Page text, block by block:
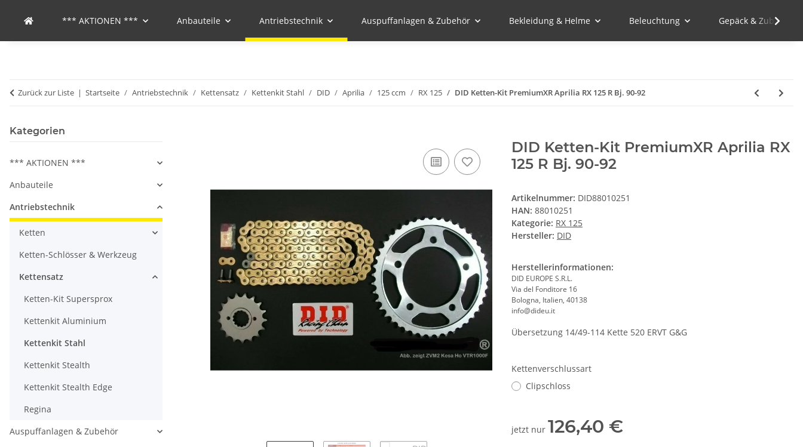
*** AKTIONEN *** Anbauteile Antriebstechnik Auspuffanlagen & Zubehör Bekleidung & Helme Beleuchtung Gepäck & Zubehör
Zurück zur Liste Startseite Antriebstechnik Kettensatz Kettenkit Stahl DID Aprilia 125 ccm RX 125 DID Ketten-Kit PremiumXR Aprilia RX 125 R Bj. 90-92
DID Ketten-Kit PremiumXR Aprilia RX
125 R Bj. 90-92
Artikelnummer: DID88010251
HAN: 88010251
Kategorie: RX 125
Hersteller: DID
Herstellerinformationen:
DID EUROPE S.R.L.
Via del Fonditore 16
Bologna, Italien, 40138
info@dideu.it
Übersetzung 14/49-114 Kette 520 ERVT G&G
Kettenverschlussart
Clipschloss
jetzt nur 126,40 €
Kategorien
*** AKTIONEN ***
Anbauteile
Antriebstechnik
Ketten
Ketten-Schlösser & Werkzeug
Kettensatz
Ketten-Kit Supersprox
Kettenkit Aluminium
Kettenkit Stahl
Kettenkit Stealth
Kettenkit Stealth Edge
Regina
Auspuffanlagen & Zubehör